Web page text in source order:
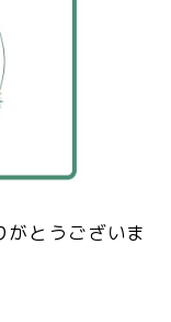
がとうございま